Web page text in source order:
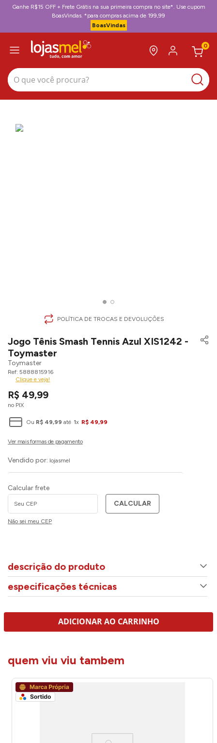
Ganhe R$15 OFF + Frete Grátis na sua primeira compra no site*. Use cupom
BoasVindas. *para compras acima de 199,99
BoasVindas
0
O que você procura?
POLÍTICA DE TROCAS E DEVOLUÇÕES
Jogo Tênis Smash Tennis Azul XIS1242 -
Toymaster
Toymaster
5888815916
Clique e veja!
R$ 49,99
no PIX
Ou R$ 49,99 até 1x R$ 49,99
Vendido por: lojasmel
Calcular frete
CALCULAR
Não sei meu CEP
descrição do produto
especificações técnicas
ADICIONAR AO CARRINHO
quem viu viu tambem